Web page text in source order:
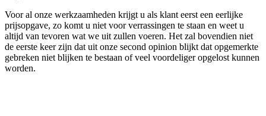
Voor al onze werkzaamheden krijgt u als klant eerst een eerlijke
prijsopgave, zo komt u niet voor verrassingen te staan en weet u
altijd van tevoren wat we uit zullen voeren. Het zal bovendien niet
de eerste keer zijn dat uit onze second opinion blijkt dat opgemerkte
gebreken niet blijken te bestaan of veel voordeliger opgelost kunnen
worden.